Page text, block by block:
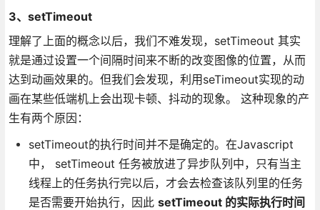
3、setTimeout
理解了上面的概念以后，我们不难发现，setTimeout 其实
就是通过设置一个间隔时间来不断的改变图像的位置，从而
达到动画效果的。但我们会发现，利用seTimeout实现的动
画在某些低端机上会出现卡顿、抖动的现象。 这种现象的产
生有两个原因：
setTimeout的执行时间并不是确定的。在Javascript
中， setTimeout 任务被放进了异步队列中，只有当主
线程上的任务执行完以后，才会去检查该队列里的任务
是否需要开始执行，因此 setTimeout 的实际执行时间